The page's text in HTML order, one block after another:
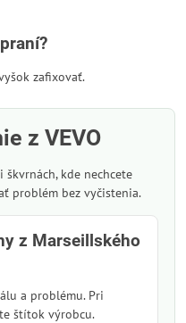
zafixovať.
z VEVO
kde nechcete
problém bez vyčistenia.
z Marseillského
a problému. Pri
štítok výrobcu.